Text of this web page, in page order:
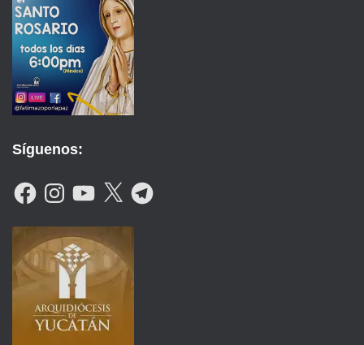
Síguenos:
F
A
B
K
N
A
G
R
M
Y
O
U
B
E
X
T
E
G